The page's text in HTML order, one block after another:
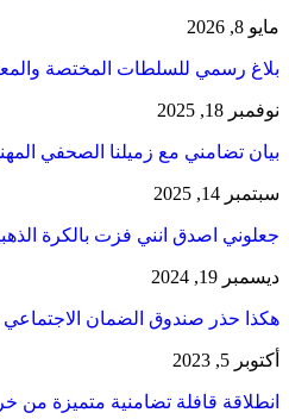
مايو 8, 2026
بلاغ رسمي للسلطات المختصة
نوفمبر 18, 2025
بيان تضامني مع زميلنا الصحفي
سبتمبر 14, 2025
جعلوني اصدق انني فزت بالكرة
ديسمبر 19, 2024
هكذا حذر صندوق الضمان
أكتوبر 5, 2023
انطلاقة قافلة تضامنية متميزة من